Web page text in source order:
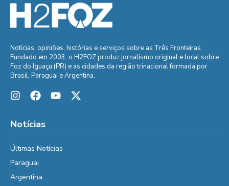
Notícias, opiniões, histórias e serviços sobre as Três Fronteiras.
Fundado em 2003, o H2FOZ produz jornalismo original e local sobre
Foz do Iguaçu (PR) e as cidades da região trinacional formada por
Brasil, Paraguai e Argentina.
Notícias
Últimas Notícias
Paraguai
Argentina